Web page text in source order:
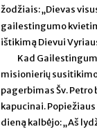
žodžiais: „Dievas
gailestingumo
ištikimą Dievui
Kad
misionierių
pagerbimas Šv.
kapucinai.
dieną kalbėjo: „Aš